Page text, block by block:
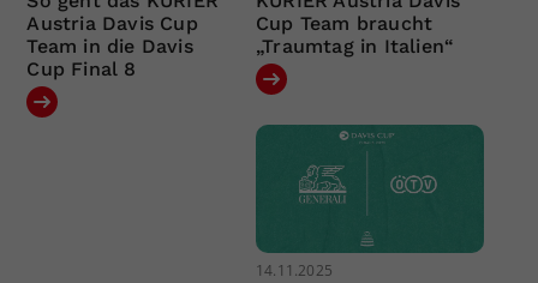
Austria Davis Cup
Team in die Davis
Cup Final 8
Cup Team braucht
„Traumtag in Italien“
14.11.2025